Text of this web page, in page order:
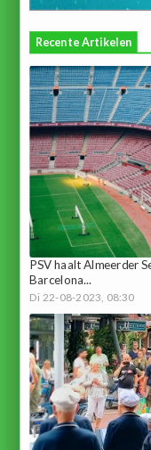
Recente Artikelen
PSV haalt Almeerder
Barcelona...
Di 22-08-2023, 08:30